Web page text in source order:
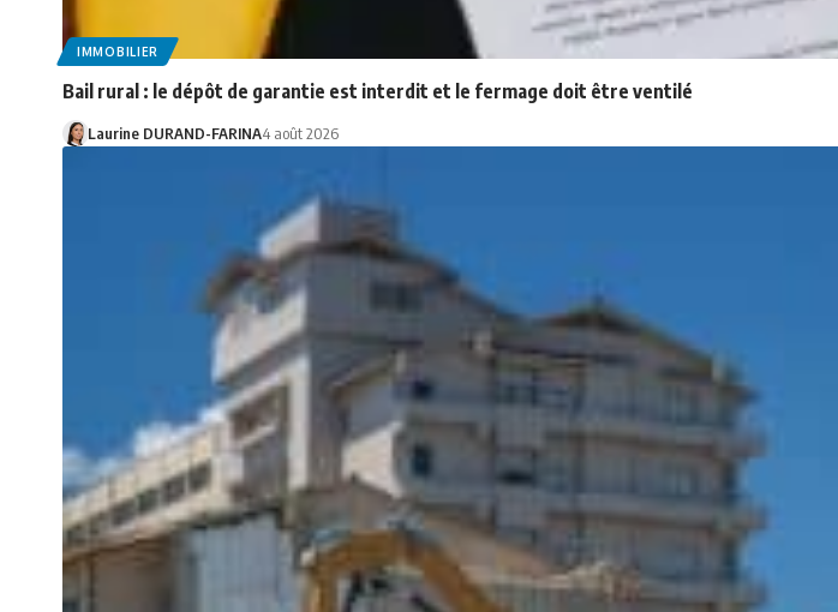
IMMOBILIER
Bail rural : le dépôt de garantie est interdit et le fermage doit être ventilé
Laurine DURAND-FARINA4 août 2026